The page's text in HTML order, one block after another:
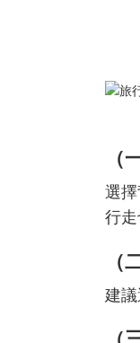
選
行
建